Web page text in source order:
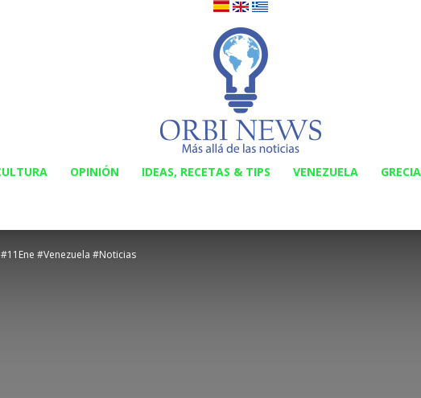
OPINIÓN IDEAS, RECETAS & TIPS VENEZUELA GRECIA
#Venezuela #Noticias